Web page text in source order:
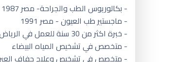
- بكالوريوس الطب والجراحة- مصر 1987
- ماجستير طب العيون - مصر 1991
- خبرة اكثر من 30 سنة للعمل في الرياض
- متخصص في تشخيص المياه البيضاء
- متخصص في تشخيص وعلاج جفاف العين